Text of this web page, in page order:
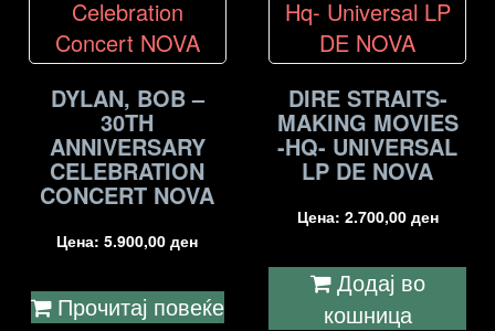
DYLAN, BOB –
30TH
ANNIVERSARY
CELEBRATION
CONCERT NOVA
Цена:5.900,00ден
Прочитај повеќе
DIRE STRAITS-
MAKING MOVIES
-HQ- UNIVERSAL
LP DE NOVA
Цена: 2.700,00 ден
Додај во
кошница